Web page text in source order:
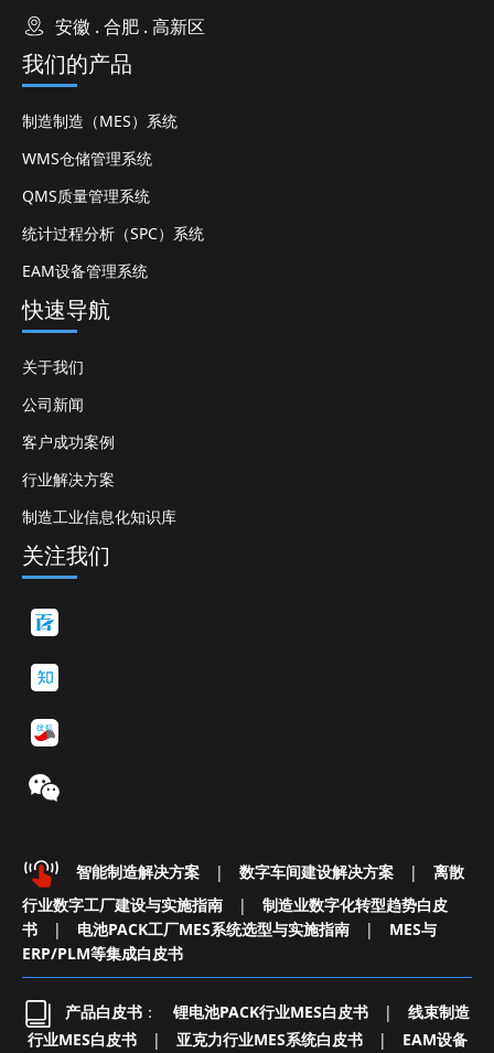
安徽 . 合肥 . 高新区
我们的产品
制造制造（MES）系统
WMS仓储管理系统
QMS质量管理系统
统计过程分析（SPC）系统
EAM设备管理系统
快速导航
关于我们
公司新闻
客户成功案例
行业解决方案
制造工业信息化知识库
关注我们
智能制造解决方案 | 数字车间建设解决方案 |
离散
行业数字工厂建设与实施指南
|
制造业数字化转型趋势白皮
书
| 电池PACK工厂MES系统选型与实施指南 |
MES与
ERP/PLM等集成白皮书
产品白皮书 ： 锂电池PACK行业MES白皮书 |
线束制造
行业MES白皮书
| 亚克力行业MES系统白皮书 |
EAM设备